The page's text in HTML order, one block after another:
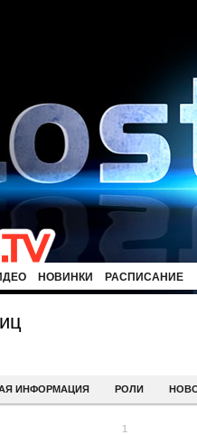
НОВИНКИ РАСПИСАНИЕ
ИНФОРМАЦИЯ РОЛИ
1